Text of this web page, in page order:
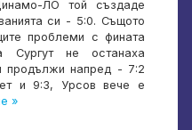
ЛО той създаде
си - 5:0. Същото
проблеми с фината
Сургут не останаха
продължи напред - 7:2
и 9:3, Урсов вече е
»